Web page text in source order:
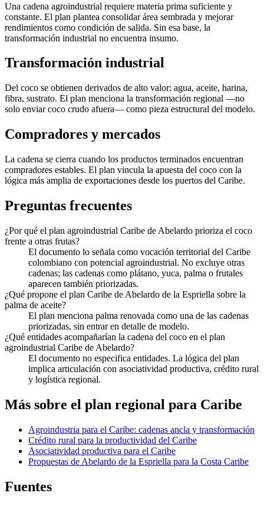
Una cadena agroindustrial requiere materia prima suficiente y
constante. El plan plantea consolidar área sembrada y mejorar
rendimientos como condición de salida. Sin esa base, la
transformación industrial no encuentra insumo.
Transformación industrial
Del coco se obtienen derivados de alto valor: agua, aceite, harina,
fibra, sustrato. El plan menciona la transformación regional —no
solo enviar coco crudo afuera— como pieza estructural del modelo.
Compradores y mercados
La cadena se cierra cuando los productos terminados encuentran
compradores estables. El plan vincula la apuesta del coco con la
lógica más amplia de exportaciones desde los puertos del Caribe.
Preguntas frecuentes
¿Por qué el plan agroindustrial Caribe de Abelardo prioriza el coco
frente a otras frutas?
El documento lo señala como vocación territorial del Caribe
colombiano con potencial agroindustrial. No excluye otras
cadenas; las cadenas como plátano, yuca, palma o frutales
aparecen también priorizadas.
¿Qué propone el plan Caribe de Abelardo de la Espriella sobre la
palma de aceite?
El plan menciona palma renovada como una de las cadenas
priorizadas, sin entrar en detalle de modelo.
¿Qué entidades acompañarían la cadena del coco en el plan
agroindustrial Caribe de Abelardo?
El documento no especifica entidades. La lógica del plan
implica articulación con asociatividad productiva, crédito rural
y logística regional.
Más sobre el plan regional para Caribe
Agroindustria para el Caribe: cadenas ancla y transformación
Crédito rural para la productividad del Caribe
Asociatividad productiva para el Caribe
Propuestas de Abelardo de la Espriella para la Costa Caribe
Fuentes